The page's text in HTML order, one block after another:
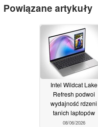
Powiązane artykuły
Intel Wildcat Lake
Refresh podwoi
wydajność rdzeni
tanich laptopów
08/06/2026